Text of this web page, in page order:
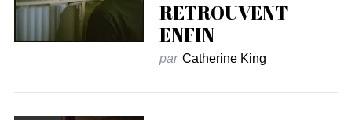
RETROUVENT
ENFIN
par Catherine King